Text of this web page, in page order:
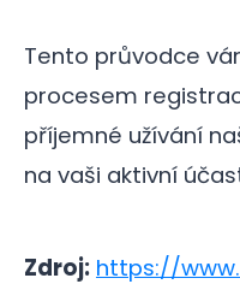
Tento průvodce
procesem
příjemné užívání
na vaši aktivní
Zdroj: https://